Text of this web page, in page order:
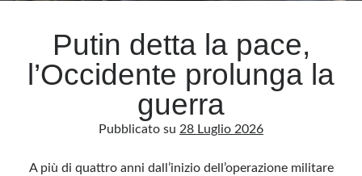
Putin detta la pace,
l’Occidente prolunga la
guerra
Pubblicato su 28 Luglio 2026
A più di quattro anni dall’inizio dell’operazione militare